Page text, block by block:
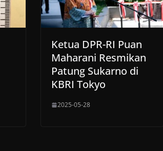
Ketua DPR-RI Puan
Maharani Resmikan
Patung Sukarno di
KBRI Tokyo
2025-05-28